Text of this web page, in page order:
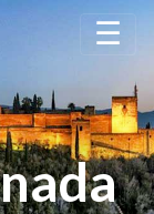
☰